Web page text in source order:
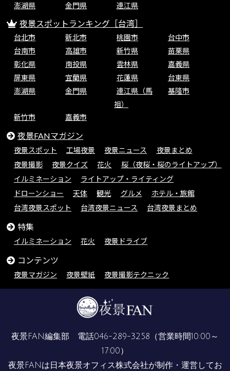
澎湖県
金門県 連江県
夜景スポットランキング［台湾］
台北市 新北市 桃園市
台中市
台南市
高雄市 新竹県
苗栗県
彰化県
南投県 雲林県
嘉義県
屏東県
宜蘭県 花蓮県
台東県
澎湖県
金門県
連江県（馬
祖）
基隆市
新竹市 嘉義市
夜景FANマガジン
夜景スポット 工場夜景 夜景ニュース
夜景まとめ
夜景撮影
夜景クイズ 花火
桜（夜桜・桜のライトアップ）
イルミネーション
ライトアップ・ライティング
ドローンショー
天体 観光 グルメ
ホテル・旅館
台湾夜景スポット
台湾夜景ニュース 台湾夜景まとめ
特集
イルミネーション 花火 夜景ドライブ
コンテンツ
夜景マガジン 夜景壁紙 夜景撮影テクニック
夜景FAN編集部 電話046-289-3258 （営業時間10:00～
17:00）
夜景FANは 日本夜景オフィス株式会社が制作・運営してお